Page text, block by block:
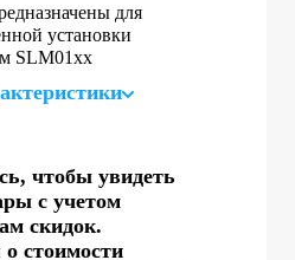
для
установки
SLM01хх
чтобы увидеть
с учетом
скидок.
стоимости